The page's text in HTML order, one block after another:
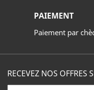
PAIEMENT
Paiement par
RECEVEZ NOS OFFRES